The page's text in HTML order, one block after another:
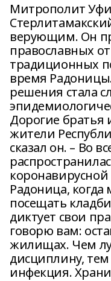
Митрополит
верующим. Он
православных
традиционных
время
решения стала
Дорогие братья
жители
сказал он. – Во
Радоница,
посещать
диктует свои
говорю вам:
жилищах. Чем
дисциплину, тем
инфекция. Храни